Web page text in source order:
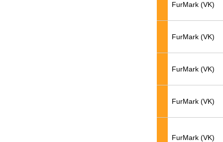
FurMark (VK)
FurMark (VK)
FurMark (VK)
FurMark (VK)
FurMark (VK)